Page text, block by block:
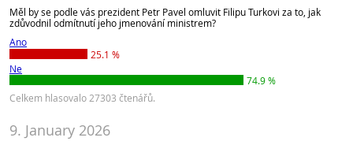
Měl by se podle vás prezident Petr Pavel omluvit Filipu Turkovi za to, jak
zdůvodnil odmítnutí jeho jmenování ministrem?
Ano
25.1 %
Ne
74.9 %
Celkem hlasovalo 27303 čtenářů.
9. January 2026